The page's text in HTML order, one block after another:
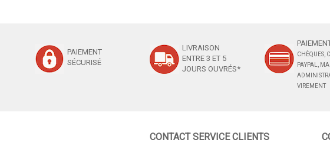
PAIEMENT
SÉCURISÉ
LIVRAISON
ENTRE 3 ET 5
JOURS OUVRÉS*
CHÈQUES,
PAYPAL,
VIREMENT
CONTACT SERVICE CLIENTS